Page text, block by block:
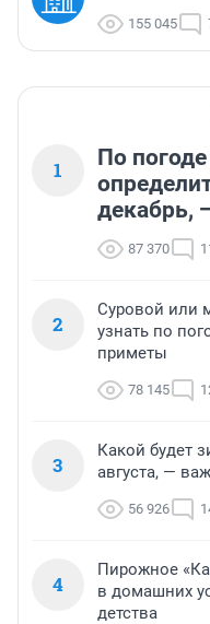
155 045
1
По
декабрь,
87 370
2
Суровой или
узнать по
приметы
78 145
3
Какой будет
августа, —
56 926
4
Пирожное
в домашних
детства